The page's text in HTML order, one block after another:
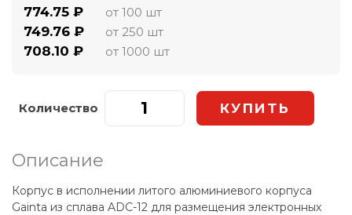
774.75 ₽
от 100 шт
749.76 ₽ от 250 шт
708.10 ₽ от 1000 шт
Количество
Описание
Корпус в исполнении литого алюминиевого корпуса
Gainta из сплава ADC-12 для размещения электронных